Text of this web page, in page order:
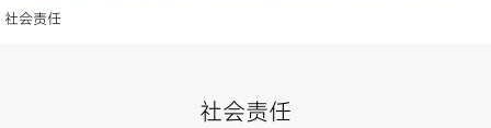
社会责任
社会责任